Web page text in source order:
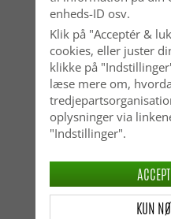
enheds-ID osv.
Klik på "Acceptér &
cookies, eller juster
klikke på
læse mere om,
oplysninger via
"Indstillinger".
KUN